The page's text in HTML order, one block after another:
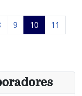
9 10
11